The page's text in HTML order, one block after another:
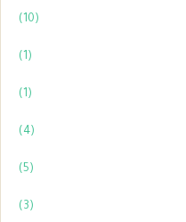
(10)
(1)
(1)
(4)
(5)
(3)